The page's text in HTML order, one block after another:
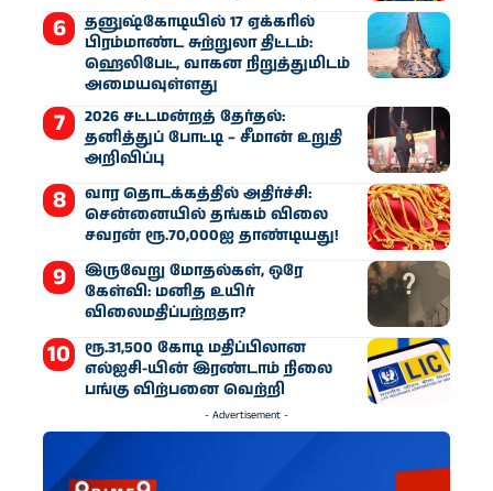
தனுஷ்கோடியில் 17 ஏக்கரில்
பிரம்மாண்ட சுற்றுலா திட்டம்:
ஹெலிபேட், வாகன நிறுத்துமிடம்
அமையவுள்ளது
2026 சட்டமன்றத் தேர்தல்:
தனித்துப் போட்டி – சீமான் உறுதி
அறிவிப்பு
வார தொடக்கத்தில் அதிர்ச்சி:
சென்னையில் தங்கம் விலை
சவரன் ரூ.70,000ஐ தாண்டியது!
இருவேறு மோதல்கள், ஒரே
கேள்வி: மனித உயிர்
விலைமதிப்பற்றதா?
ரூ.31,500 கோடி மதிப்பிலான
எல்ஐசி-​யின் இரண்​டாம் நிலை
பங்கு விற்பனை வெற்றி
- Advertisement -